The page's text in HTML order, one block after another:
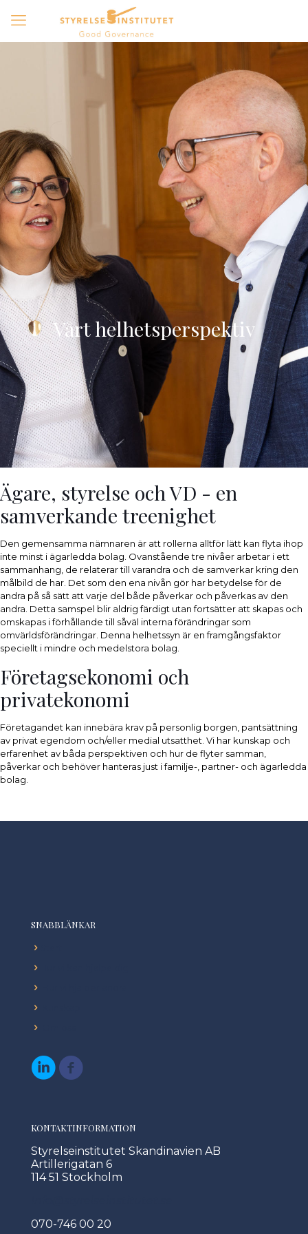
Vårt helhetsperspektiv
Ägare, styrelse och VD - en
samverkande treenighet
Den gemensamma nämnaren är att rollerna alltför lätt kan flyta ihop
inte minst i ägarledda bolag. Ovanstående tre nivåer arbetar i ett
sammanhang, de relaterar till varandra och de samverkar kring den
målbild de har. Det som den ena nivån gör har betydelse för de
andra på så sätt att varje del både påverkar och påverkas av den
andra. Detta samspel blir aldrig färdigt utan fortsätter att skapas och
omskapas i förhållande till såväl interna förändringar som
omvärldsförändringar. Denna helhetssyn är en framgångsfaktor
speciellt i mindre och medelstora bolag.
Företagsekonomi och
privatekonomi
Företagandet kan innebära krav på personlig borgen, pantsättning
av privat egendom och/eller medial utsatthet. Vi har kunskap och
erfarenhet av båda perspektiven och hur de flyter samman,
påverkar och behöver hanteras just i familje-, partner- och ägarledda
bolag.
SNABBLÄNKAR
KONTAKTINFORMATION
Styrelseinstitutet Skandinavien AB
Artillerigatan 6
114 51 Stockholm
070-746 00 20